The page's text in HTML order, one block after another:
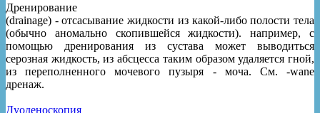
Дренирование
(drainage) - отсасывание жидкости из какой-либо полости тела
(обычно аномально скопившейся жидкости). например, с
помощью дренирования из сустава может выводиться
серозная жидкость, из абсцесса таким образом удаляется гной,
из переполненного мочевого пузыря - моча. См. -wane
дренаж.
Дуоденоскопия